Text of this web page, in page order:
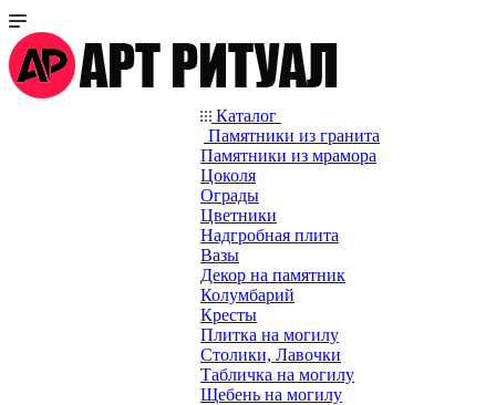
Каталог
Памятники из гранита
Памятники из мрамора
Цоколя
Ограды
Цветники
Надгробная плита
Вазы
Декор на памятник
Колумбарий
Кресты
Плитка на могилу
Столики, Лавочки
Табличка на могилу
Щебень на могилу